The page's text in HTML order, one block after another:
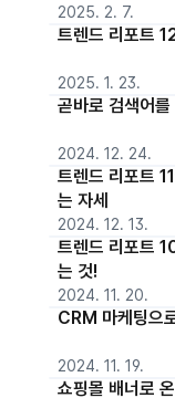
2025. 2. 7.
트렌드 리포트
2025. 1. 23.
곧바로 검색어
2024. 12. 24.
트렌드 리포트
는 자세
2024. 12. 13.
트렌드 리포트
는 것!
2024. 11. 20.
CRM 마케팅으
2024. 11. 19.
쇼핑몰 배너로